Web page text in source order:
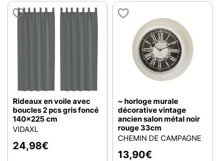
Rideaux en voile avec
boucles 2 pcs gris foncé
140x225 cm
VIDAXL
24,98€
~ horloge murale
décorative vintage
ancien salon métal noir
rouge 33cm
CHEMIN DE CAMPAGNE
13,90€